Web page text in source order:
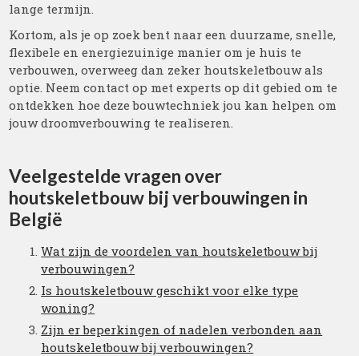
lange termijn.
Kortom, als je op zoek bent naar een duurzame, snelle,
flexibele en energiezuinige manier om je huis te
verbouwen, overweeg dan zeker houtskeletbouw als
optie. Neem contact op met experts op dit gebied om te
ontdekken hoe deze bouwtechniek jou kan helpen om
jouw droomverbouwing te realiseren.
Veelgestelde vragen over
houtskeletbouw bij verbouwingen in
België
Wat zijn de voordelen van houtskeletbouw bij
verbouwingen?
Is houtskeletbouw geschikt voor elke type
woning?
Zijn er beperkingen of nadelen verbonden aan
houtskeletbouw bij verbouwingen?